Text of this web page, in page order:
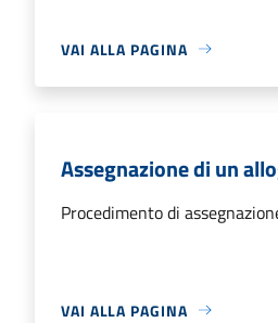
VAI ALLA PAGINA
Assegnazione di un
Procedimento di
VAI ALLA PAGINA